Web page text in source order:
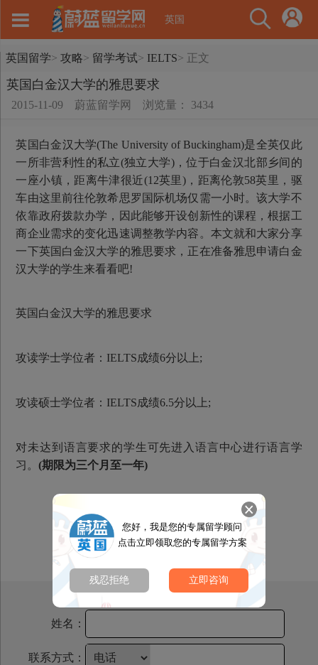
英国
英国留学> 攻略> 留学考试> IELTS> 正文
英国白金汉大学的雅思要求
2015-11-09 蔚蓝留学网 浏览量： 3434
英国白金汉大学(The University of Buckingham)是全英仅此
一所非营利性的私立(独立大学)，位于白金汉北部乡间的
一座小镇，距离牛津很近(12英里)，距离伦敦58英里，驱
车由这里前往伦敦希思罗国际机场仅需一小时。该大学不
依靠政府拨款办学，因此能够开设创新性的课程，根据工
商企业需求的变化迅速调整教学内容。本文就和大家分享
一下英国白金汉大学的雅思要求，正在准备雅思申请白金
汉大学的学生来看看吧!
英国白金汉大学的雅思要求
攻读学士学位者：IELTS成绩6分以上;
攻读硕士学位者：IELTS成绩6.5分以上;
对未达到语言要求的学生可先进入语言中心进行语言学
习。(期限为三个月至一年)
姓名：
联系方式：
您好，我是您的专属留学顾问
点击立即领取您的专属留学方案
残忍拒绝 立即咨询